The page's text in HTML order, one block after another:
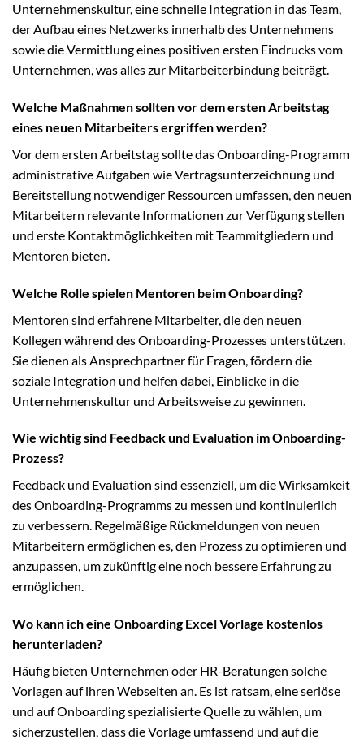
Unternehmenskultur, eine schnelle Integration in das Team,
der Aufbau eines Netzwerks innerhalb des Unternehmens
sowie die Vermittlung eines positiven ersten Eindrucks vom
Unternehmen, was alles zur Mitarbeiterbindung beiträgt.
Welche Maßnahmen sollten vor dem ersten Arbeitstag
eines neuen Mitarbeiters ergriffen werden?
Vor dem ersten Arbeitstag sollte das Onboarding-Programm
administrative Aufgaben wie Vertragsunterzeichnung und
Bereitstellung notwendiger Ressourcen umfassen, den neuen
Mitarbeitern relevante Informationen zur Verfügung stellen
und erste Kontaktmöglichkeiten mit Teammitgliedern und
Mentoren bieten.
Welche Rolle spielen Mentoren beim Onboarding?
Mentoren sind erfahrene Mitarbeiter, die den neuen
Kollegen während des Onboarding-Prozesses unterstützen.
Sie dienen als Ansprechpartner für Fragen, fördern die
soziale Integration und helfen dabei, Einblicke in die
Unternehmenskultur und Arbeitsweise zu gewinnen.
Wie wichtig sind Feedback und Evaluation im Onboarding-
Prozess?
Feedback und Evaluation sind essenziell, um die Wirksamkeit
des Onboarding-Programms zu messen und kontinuierlich
zu verbessern. Regelmäßige Rückmeldungen von neuen
Mitarbeitern ermöglichen es, den Prozess zu optimieren und
anzupassen, um zukünftig eine noch bessere Erfahrung zu
ermöglichen.
Wo kann ich eine Onboarding Excel Vorlage kostenlos
herunterladen?
Häufig bieten Unternehmen oder HR-Beratungen solche
Vorlagen auf ihren Webseiten an. Es ist ratsam, eine seriöse
und auf Onboarding spezialisierte Quelle zu wählen, um
sicherzustellen, dass die Vorlage umfassend und auf die